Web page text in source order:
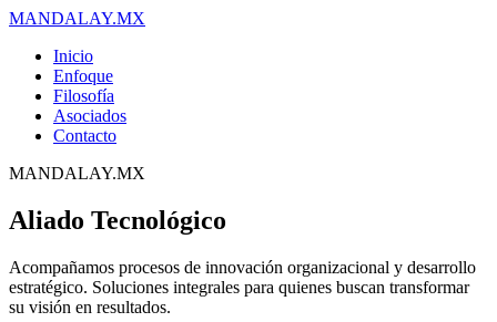
MANDALAY.MX
Inicio
Enfoque
Filosofía
Asociados
Contacto
MANDALAY.MX
Aliado Tecnológico
Acompañamos procesos de innovación organizacional y desarrollo
estratégico. Soluciones integrales para quienes buscan transformar
su visión en resultados.